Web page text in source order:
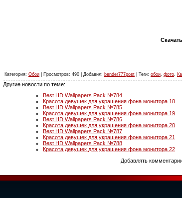
Категория: Обои Просмотров: 490 | Добавил: bender777post Теги: обои фото
Другие новости по теме:
Best HD Wallpapers Pack №784
Красота девушек для украшения фона монитора 18
Best HD Wallpapers Pack №785
Красота девушек для украшения фона монитора 19
Best HD Wallpapers Pack №786
Красота девушек для украшения фона монитора 20
Best HD Wallpapers Pack №787
Красота девушек для украшения фона монитора 21
Best HD Wallpapers Pack №788
Красота девушек для украшения фона монитора 22
Добавлять